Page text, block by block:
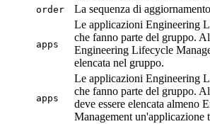
order La sequenza di
apps
Le applicazioni Engineering
che fanno parte del gruppo.
Engineering Lifecycle
elencata nel gruppo.
apps
Le applicazioni Engineering
che fanno parte del gruppo.
deve essere elencata almeno
Management un'applicazione